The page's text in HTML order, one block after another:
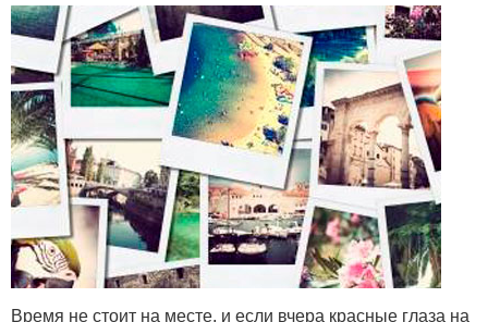
Время не стоит на месте, и если вчера красные глаза на